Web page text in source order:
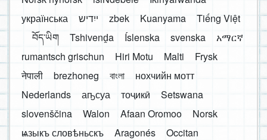
українська
ייִדיש zbek Kuanyama
Tiếng Việt
བོད་ཡིག
Tshivenḓa Íslenska svenska
አማርኛ
rumantsch grischun
Hiri Motu Malti
Frysk
नेपाली
brezhoneg বাংলা
нохчийн мотт
Nederlands
аҧсуа тоҷикӣ
Setswana
slovenščina
Walon Afaan Oromoo
Norsk
ѩзыкъ словѣньскъ
Aragonés
Occitan